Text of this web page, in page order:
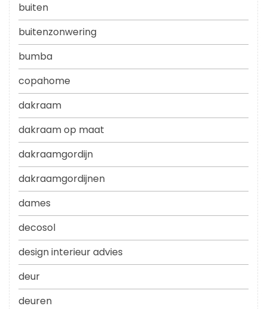
buiten
buitenzonwering
bumba
copahome
dakraam
dakraam op maat
dakraamgordijn
dakraamgordijnen
dames
decosol
design interieur advies
deur
deuren